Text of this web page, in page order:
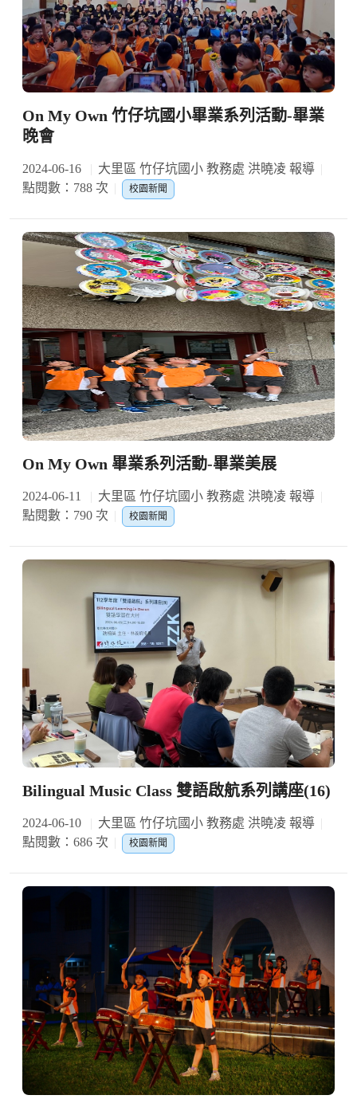
On My Own 竹仔坑國小畢業系列活動-畢業
晚會
2024-06-16
大里區 竹仔坑國小 教務處 洪曉凌 報導
點閱數：788 次
校園新聞
On My Own 畢業系列活動-畢業美展
2024-06-11
大里區 竹仔坑國小 教務處 洪曉凌 報導
點閱數：790 次
校園新聞
Bilingual Music Class 雙語啟航系列講座(16)
2024-06-10
大里區 竹仔坑國小 教務處 洪曉凌 報導
點閱數：686 次
校園新聞